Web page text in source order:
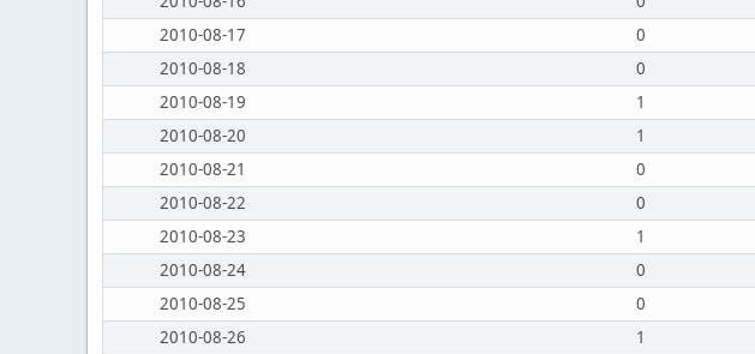
2010-08-17
0
2010-08-18
0
2010-08-19
1
2010-08-20
1
2010-08-21
0
2010-08-22
0
2010-08-23
1
2010-08-24
0
2010-08-25
0
2010-08-26
1